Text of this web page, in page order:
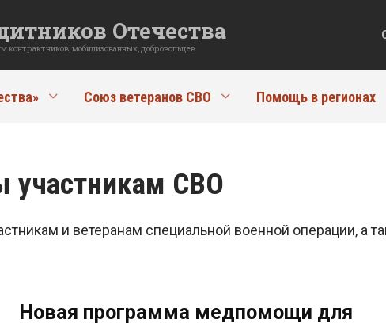
Отечества
контрактников, мобилизованных, добровольцев
Союз ветеранов СВО Помощь в регионах
участникам СВО
и ветеранам специальной военной операции, а
Новая программа медпомощи для